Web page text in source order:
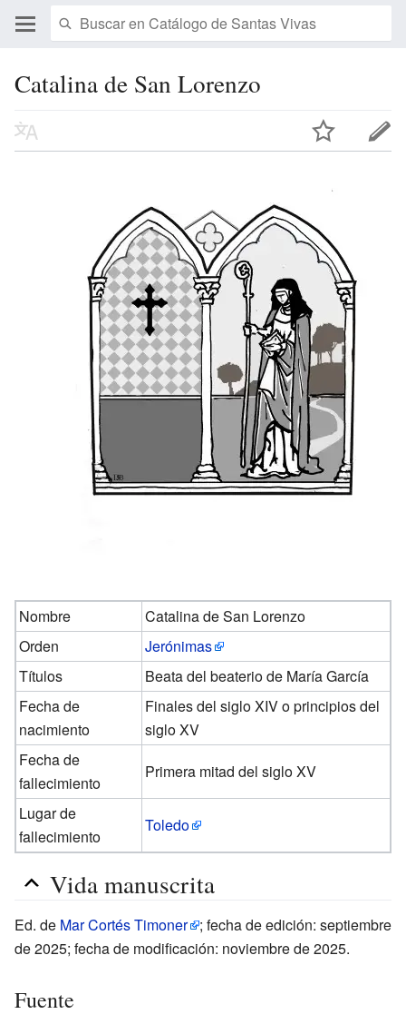
Catalina de San Lorenzo
Nombre
Catalina de San Lorenzo
Orden
Jerónimas
Títulos
Beata del beaterio de María García
Fecha de
nacimiento
Finales del siglo XIV o principios del
siglo XV
Fecha de
fallecimiento
Primera mitad del siglo XV
Lugar de
fallecimiento
Toledo
Vida manuscrita
Ed. de Mar Cortés Timoner
; fecha de edición: septiembre
de 2025; fecha de modificación: noviembre de 2025.
Fuente